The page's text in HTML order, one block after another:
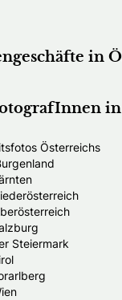
in
Österreichs
Steiermark